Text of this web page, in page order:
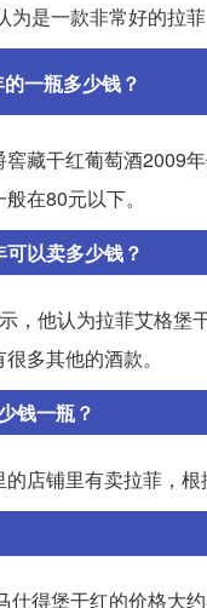
是一款非常好的拉菲
一瓶多少钱？
藏干红葡萄酒2009
在80元以下。
以卖多少钱？
，他认为拉菲艾格
多其他的酒款。
钱一瓶？
店铺里有卖拉菲，
仕得堡干红的价格大